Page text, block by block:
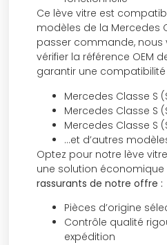
Ce lève vitre est
modèles de la Mercedes
passer commande, nous
vérifier la référence OEM
garantir une
Mercedes Classe S
Mercedes Classe S
Mercedes Classe S
…et d’autres
Optez pour notre lève
une solution
rassurants de notre offre :
Pièces d’origine
Contrôle qualité
expédition